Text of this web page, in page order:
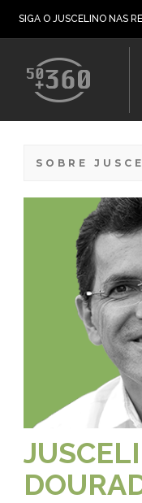
SIGA O JUSCELINO NAS
SOBRE